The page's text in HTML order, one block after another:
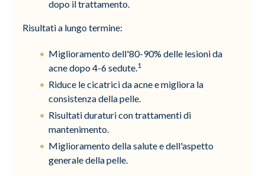
dopo il trattamento.
Risultati a lungo termine:
Miglioramento dell'80-90% delle lesioni da
acne dopo 4-6 sedute.1
Riduce le cicatrici da acne e migliora la
consistenza della pelle.
Risultati duraturi con trattamenti di
mantenimento.
Miglioramento della salute e dell'aspetto
generale della pelle.